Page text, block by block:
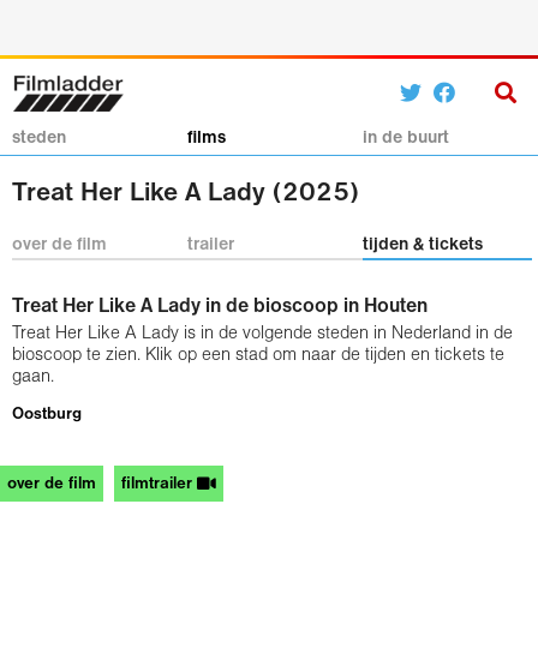
steden films in de buurt
Treat Her Like A Lady (2025)
over de film trailer tijden & tickets
Treat Her Like A Lady in de bioscoop in Houten
Treat Her Like A Lady is in de volgende steden in Nederland in de
bioscoop te zien. Klik op een stad om naar de tijden en tickets te
gaan.
Oostburg
over de film filmtrailer